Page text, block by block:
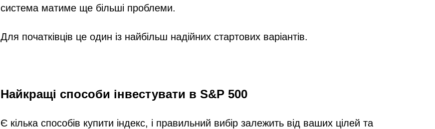
система матиме ще більші проблеми.
Для початківців це один із найбільш надійних стартових варіантів.
Найкращі способи інвестувати в S&P 500
Є кілька способів купити індекс, і правильний вибір залежить від ваших цілей та